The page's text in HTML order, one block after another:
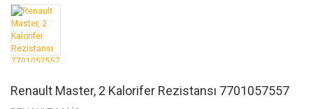
Renault Master, 2 Kalorifer Rezistansı 7701057557